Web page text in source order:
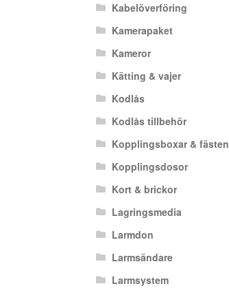
Kabelöverföring
Kamerapaket
Kameror
Kätting & vajer
Kodlås
Kodlås tillbehör
Kopplingsboxar & fästen
Kopplingsdosor
Kort & brickor
Lagringsmedia
Larmdon
Larmsändare
Larmsystem